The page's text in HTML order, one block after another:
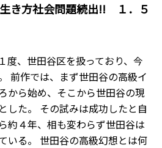
き方社会問題続出!! １．５
度、世田谷区を扱っており、今
前作では、まず世田谷の高級イ
から始め、そこから世田谷の現
した。 その試みは成功したと自
約４年、相も変わらず世田谷は
いる。 世田谷の高級幻想とは何